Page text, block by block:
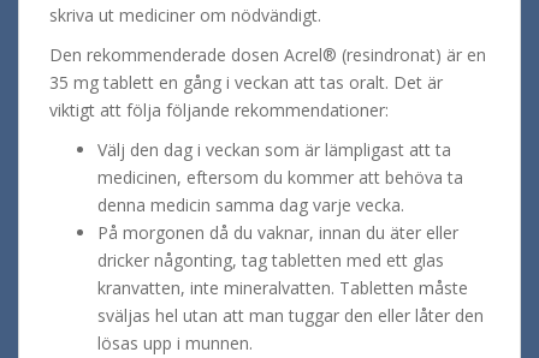
skriva ut mediciner om nödvändigt.
Den rekommenderade dosen Acrel® (resindronat) är en
35 mg tablett en gång i veckan att tas oralt. Det är
viktigt att följa följande rekommendationer:
Välj den dag i veckan som är lämpligast att ta
medicinen, eftersom du kommer att behöva ta
denna medicin samma dag varje vecka.
På morgonen då du vaknar, innan du äter eller
dricker någonting, tag tabletten med ett glas
kranvatten, inte mineralvatten. Tabletten måste
sväljas hel utan att man tuggar den eller låter den
lösas upp i munnen.